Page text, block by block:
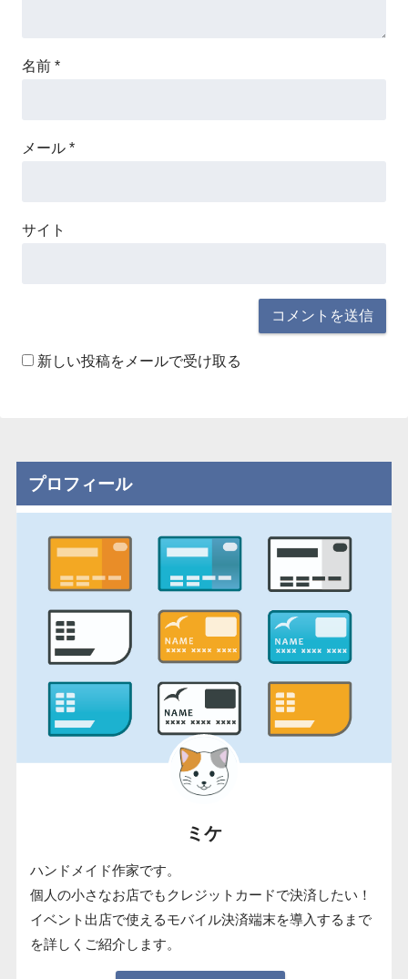
名前 *
メール *
サイト
新しい投稿をメールで受け取る
プロフィール
ミケ
ハンドメイド作家です。
個人の小さなお店でもクレジットカードで決済したい！
イベント出店で使えるモバイル決済端末を導入するまで
を詳しくご紹介します。